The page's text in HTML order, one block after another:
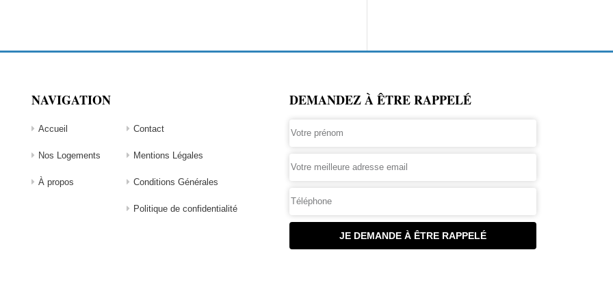
NAVIGATION
Accueil
Nos Logements
À propos
Contact
Mentions Légales
Conditions Générales
Politique de confidentialité
DEMANDEZ À ÊTRE RAPPELÉ
JE DEMANDE À ÊTRE RAPPELÉ